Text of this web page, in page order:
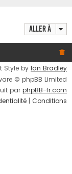
Aller à
Style by Ian Bradley
© phpBB Limited
par phpBB-fr.com
| Conditions